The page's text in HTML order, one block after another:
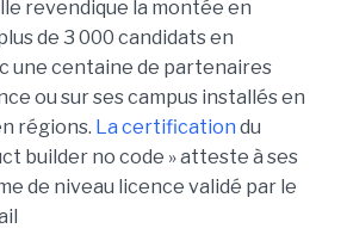
revendique la montée en
de 3 000 candidats en
une centaine de partenaires
ou sur ses campus installés en
régions. La certification du
builder no code » atteste à ses
de niveau licence validé par le